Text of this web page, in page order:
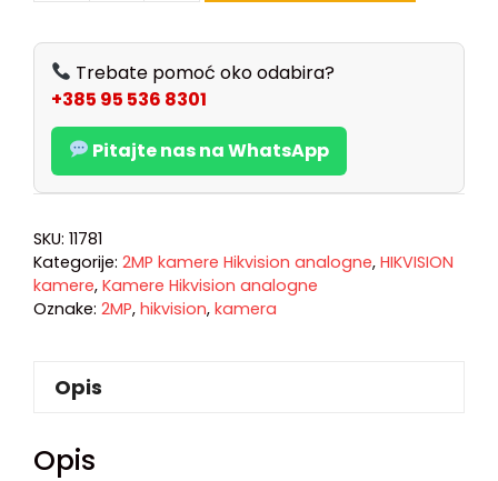
Trebate pomoć oko odabira?
+385 95 536 8301
Pitajte nas na WhatsApp
SKU: 11781
Kategorije: 2MP kamere Hikvision analogne, HIKVISION
kamere, Kamere Hikvision analogne
Oznake: 2MP, hikvision, kamera
Opis
Opis